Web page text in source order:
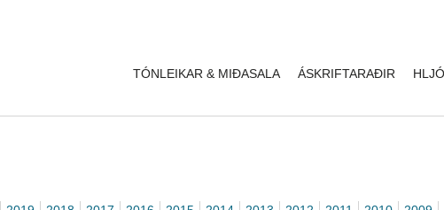
TÓNLEIKAR & MIÐASALA ÁSKRIFTARAÐIR